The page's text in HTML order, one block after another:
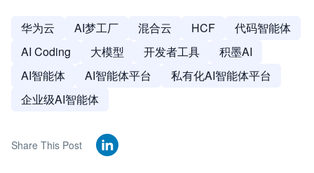
华为云 AI梦工厂 混合云 HCF
代码智能体
AI Coding
大模型 开发者工具
积墨AI
AI智能体
AI智能体平台
私有化AI智能体平台
企业级AI智能体
Share This Post